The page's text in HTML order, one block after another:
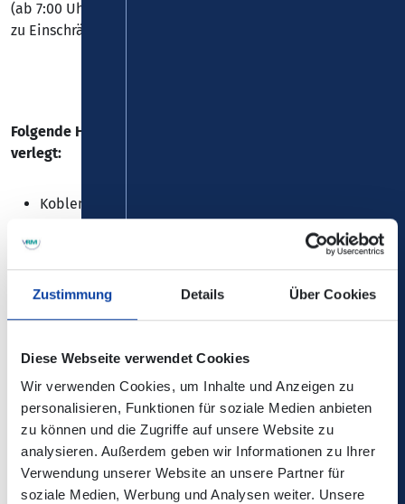
Zustimmung Details Über Cookies
Diese Webseite verwendet Cookies
Wir verwenden Cookies, um Inhalte und Anzeigen zu
personalisieren, Funktionen für soziale Medien anbieten
zu können und die Zugriffe auf unsere Website zu
analysieren. Außerdem geben wir Informationen zu Ihrer
Verwendung unserer Website an unsere Partner für
soziale Medien, Werbung und Analysen weiter. Unsere
(ab 7:00 Uhr) bis voraussichtlich 09.06.2026 (bis 17:00 Uhr)
zu Einschränkungen bei der
Folgende Haltestelle kann nicht bedient werden und wird
verlegt:
Koblenz-Oberwerth, "Mozartplatz"
Wird um ca. 20 Meter in Richtung Kobenz-Zentrum
verlegt.
Die Änderungen sind nicht in der elektronischen
Verbindungsauskunft enthalten!
Kontaktdaten:
Verkehrs-Infos | Koblenzer
Verkehrsbetriebe